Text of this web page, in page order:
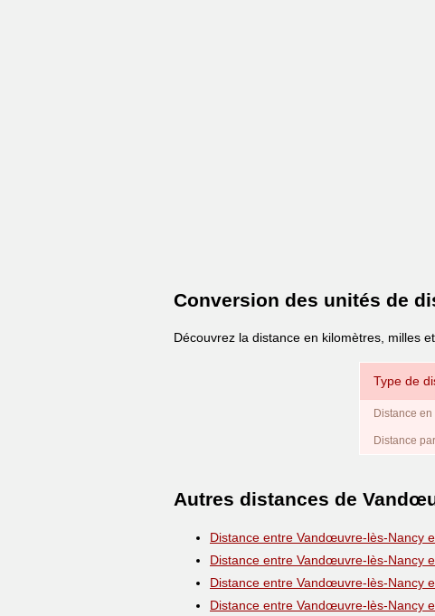
Conversion des unités de
Découvrez la distance en kilomètres, milles
Type de
Distance
Distance
Autres distances de
Distance entre Vandœuvre-lès-Nancy
Distance entre Vandœuvre-lès-Nancy
Distance entre Vandœuvre-lès-Nancy
Distance entre Vandœuvre-lès-Nancy